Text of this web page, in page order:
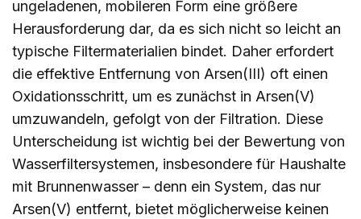
ungeladenen, mobileren Form eine größere
Herausforderung dar, da es sich nicht so leicht an
typische Filtermaterialien bindet. Daher erfordert
die effektive Entfernung von Arsen(III) oft einen
Oxidationsschritt, um es zunächst in Arsen(V)
umzuwandeln, gefolgt von der Filtration. Diese
Unterscheidung ist wichtig bei der Bewertung von
Wasserfiltersystemen, insbesondere für Haushalte
mit Brunnenwasser – denn ein System, das nur
Arsen(V) entfernt, bietet möglicherweise keinen